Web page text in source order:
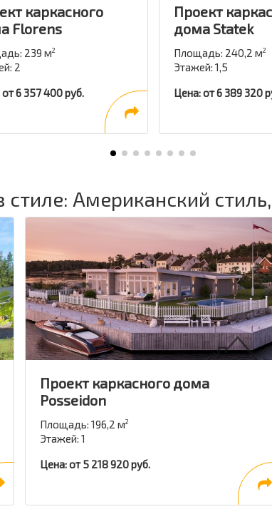
каркасного
Florens
239 м2
2
6 357 400 руб.
Проект
дома Statek
Площадь: 240,2 м2
Этажей: 1,5
Цена: от 6 389 320
стиле: Американский
Проект каркасного дома
Posseidon
Площадь: 196,2 м2
Этажей: 1
Цена: от 5 218 920 руб.